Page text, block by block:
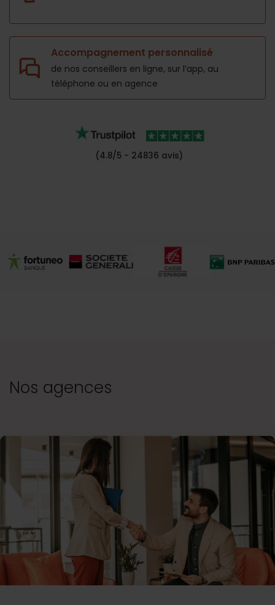
Accompagnement personnalisé
de nos conseillers en ligne, sur l’app, au
téléphone ou en agence
(4.8/5 - 24836 avis)
Nos agences